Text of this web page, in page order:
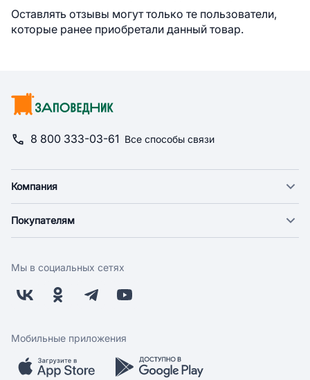
Оставлять отзывы могут только те пользователи,
которые ранее приобретали данный товар.
8 800 333-03-61 Все способы связи
Компания
Новости
Поставщикам
Заводчикам
Обратная связь
Покупателям
Оплата
Бонусная программа
Скидки и акции
Мобильное приложение
Мы в социальных сетях
Мобильные приложения